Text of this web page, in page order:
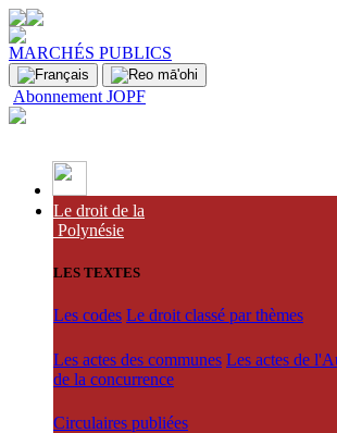
MARCHÉS PUBLICS
Abonnement JOPF
Le droit de la
Polynésie
LES TEXTES
Les codes Le droit classé par thèmes
Les actes des communes Les actes de
de la concurrence
Circulaires publiées